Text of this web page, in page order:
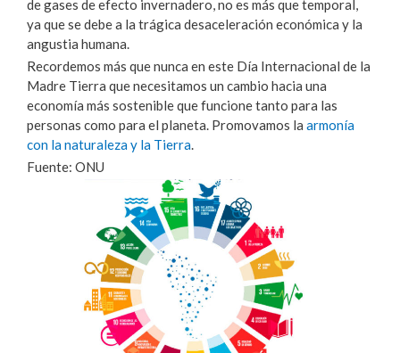
de gases de efecto invernadero, no es más que temporal,
ya que se debe a la trágica desaceleración económica y la
angustia humana.
Recordemos más que nunca en este Día Internacional de la
Madre Tierra que necesitamos un cambio hacia una
economía más sostenible que funcione tanto para las
personas como para el planeta. Promovamos la armonía
con la naturaleza y la Tierra.
Fuente: ONU